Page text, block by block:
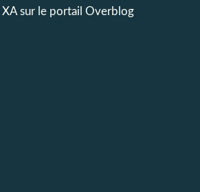
XAsur le portail Overblog